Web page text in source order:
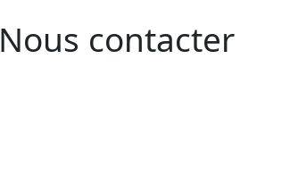
Nous contacter